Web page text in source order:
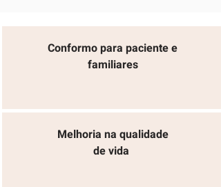
Conformo para paciente e
familiares
Melhoria na qualidade
de vida